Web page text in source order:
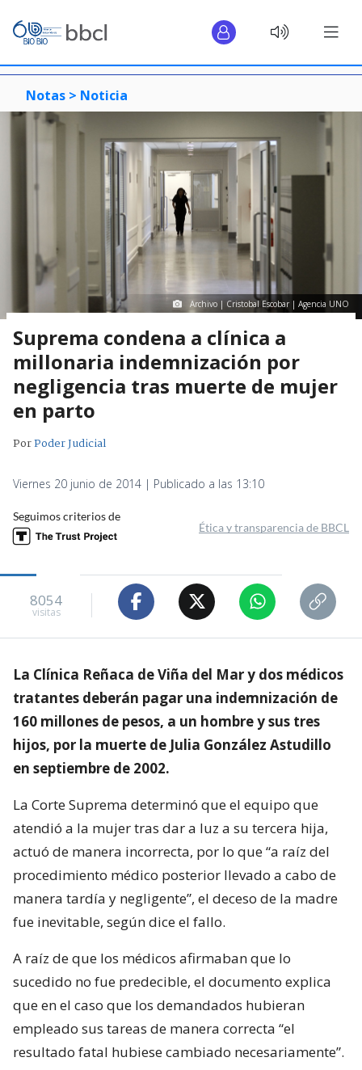
Notas > Noticia
Archivo | Cristobal Escobar | Agencia UNO
Suprema condena a clínica a
millonaria indemnización por
negligencia tras muerte de mujer
en parto
PorPoder Judicial
Viernes 20 junio de 2014 | Publicado a las 13:10
Seguimos criterios de
Ética y transparencia de BBCL
8054
visitas
La Clínica Reñaca de Viña del Mar y dos médicos
tratantes deberán pagar una indemnización de
160 millones de pesos, a un hombre y sus tres
hijos, por la muerte de Julia González Astudillo
en septiembre de 2002.
La Corte Suprema determinó que el equipo que
atendió a la mujer tras dar a luz a su tercera hija,
actuó de manera incorrecta, por lo que “a raíz del
procedimiento médico posterior llevado a cabo de
manera tardía y negligente”, el deceso de la madre
fue inevitable, según dice el fallo.
A raíz de que los médicos afirmaban que lo
sucedido no fue predecible, el documento explica
que en el caso que los demandados hubieran
empleado sus tareas de manera correcta “el
resultado fatal hubiese cambiado necesariamente”.